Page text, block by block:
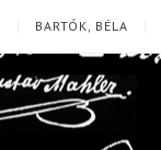
BARTÓK, BÉLA